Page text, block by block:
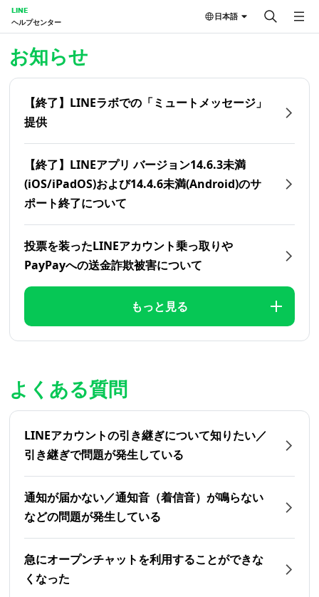
LINE
ヘルプセンター
日本語
お知らせ
【終了】LINEラボでの「ミュートメッセージ」
提供
【終了】LINEアプリ バージョン14.6.3未満
(iOS/iPadOS)および14.4.6未満(Android)のサ
ポート終了について
投票を装ったLINEアカウント乗っ取りや
PayPayへの送金詐欺被害について
もっと見る
よくある質問
LINEアカウントの引き継ぎについて知りたい／
引き継ぎで問題が発生している
通知が届かない／通知音（着信音）が鳴らない
などの問題が発生している
急にオープンチャットを利用することができな
くなった